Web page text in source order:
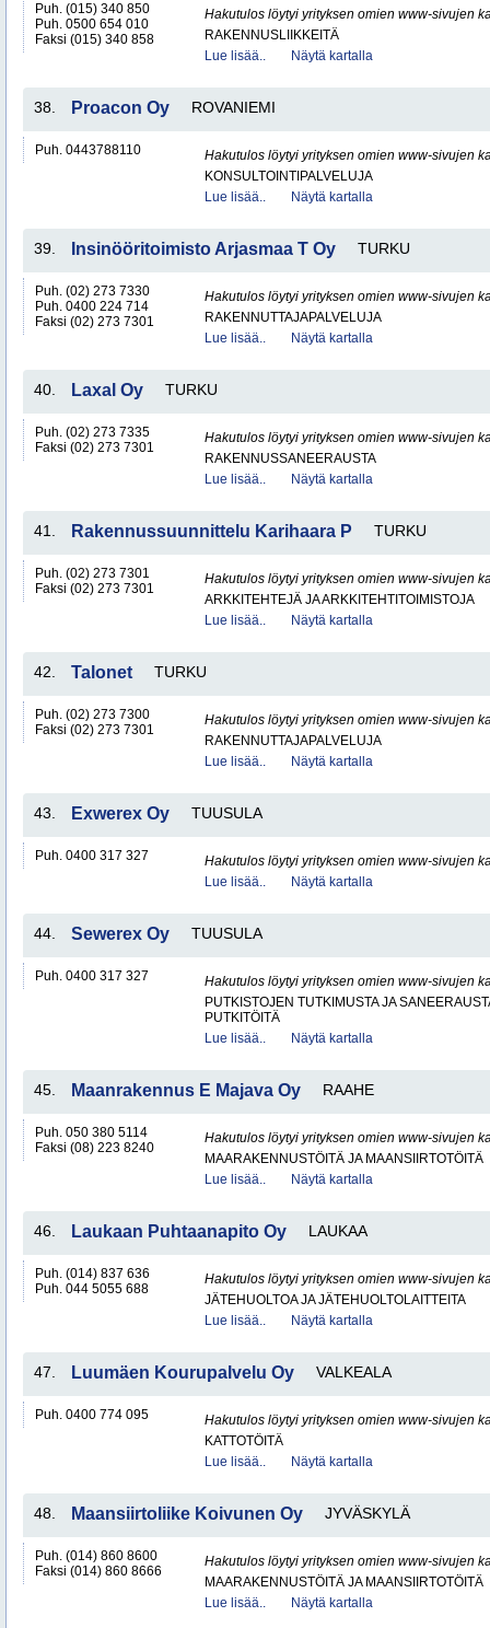
Puh. (015) 340 850
Puh. 0500 654 010
Faksi (015) 340 858
Hakutulos löytyi yrityksen omien www-sivujen
RAKENNUSLIIKKEITÄ
Lue lisää..
Näytä kartalla
38. Proacon Oy ROVANIEMI
Puh. 0443788110
Hakutulos löytyi yrityksen omien www-sivujen
KONSULTOINTIPALVELUJA
Lue lisää..
Näytä kartalla
39. Insinööritoimisto Arjasmaa T Oy TURKU
Puh. (02) 273 7330
Puh. 0400 224 714
Faksi (02) 273 7301
Hakutulos löytyi yrityksen omien www-sivujen
RAKENNUTTAJAPALVELUJA
Lue lisää..
Näytä kartalla
40. Laxal Oy TURKU
Puh. (02) 273 7335
Faksi (02) 273 7301
Hakutulos löytyi yrityksen omien www-sivujen
RAKENNUSSANEERAUSTA
Lue lisää..
Näytä kartalla
41. Rakennussuunnittelu Karihaara P TURKU
Puh. (02) 273 7301
Faksi (02) 273 7301
Hakutulos löytyi yrityksen omien www-sivujen
ARKKITEHTEJÄ JA ARKKITEHTITOIMISTOJA
Lue lisää..
Näytä kartalla
42. Talonet TURKU
Puh. (02) 273 7300
Faksi (02) 273 7301
Hakutulos löytyi yrityksen omien www-sivujen
RAKENNUTTAJAPALVELUJA
Lue lisää..
Näytä kartalla
43. Exwerex Oy TUUSULA
Puh. 0400 317 327
Hakutulos löytyi yrityksen omien www-sivujen
Lue lisää..
Näytä kartalla
44. Sewerex Oy TUUSULA
Puh. 0400 317 327
Hakutulos löytyi yrityksen omien www-sivujen
PUTKISTOJEN TUTKIMUSTA JA
PUTKITÖITÄ
Lue lisää..
Näytä kartalla
45. Maanrakennus E Majava Oy RAAHE
Puh. 050 380 5114
Faksi (08) 223 8240
Hakutulos löytyi yrityksen omien www-sivujen
MAARAKENNUSTÖITÄ JA MAANSIIRTOTÖITÄ
Lue lisää..
Näytä kartalla
46. Laukaan Puhtaanapito Oy LAUKAA
Puh. (014) 837 636
Puh. 044 5055 688
Hakutulos löytyi yrityksen omien www-sivujen
JÄTEHUOLTOA JA JÄTEHUOLTOLAITTEITA
Lue lisää..
Näytä kartalla
47. Luumäen Kourupalvelu Oy VALKEALA
Puh. 0400 774 095
Hakutulos löytyi yrityksen omien www-sivujen
KATTOTÖITÄ
Lue lisää..
Näytä kartalla
48. Maansiirtoliike Koivunen Oy JYVÄSKYLÄ
Puh. (014) 860 8600
Faksi (014) 860 8666
Hakutulos löytyi yrityksen omien www-sivujen
MAARAKENNUSTÖITÄ JA MAANSIIRTOTÖITÄ
Lue lisää..
Näytä kartalla